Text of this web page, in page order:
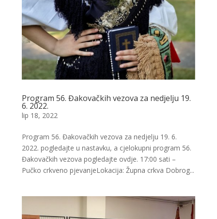
Program 56. Đakovačkih vezova za nedjelju 19.
6. 2022.
lip 18, 2022
Program 56. Đakovačkih vezova za nedjelju 19. 6.
2022. pogledajte u nastavku, a cjelokupni program 56.
Đakovačkih vezova pogledajte ovdje. 17:00 sati –
Pučko crkveno pjevanjeLokacija: Župna crkva Dobrog...